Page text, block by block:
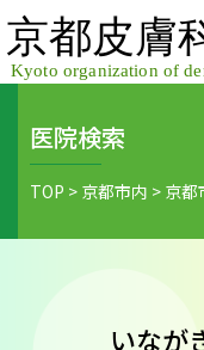
Skip
to
content
Home
医院検索
医院検索
TOP > 京都市内 > 京都
いなが